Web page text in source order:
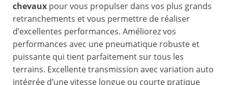
chevaux pour vous propulser dans vos plus grands
retranchements et vous permettre de réaliser
d’excellentes performances. Améliorez vos
performances avec une pneumatique robuste et
puissante qui tient parfaitement sur tous les
terrains. Excellente transmission avec variation auto
intégrée d’une vitesse longue ou courte pratique